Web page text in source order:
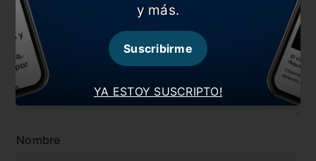
Nombre
YA ESTOY SUSCRIPTO!
y más.
Suscribirme